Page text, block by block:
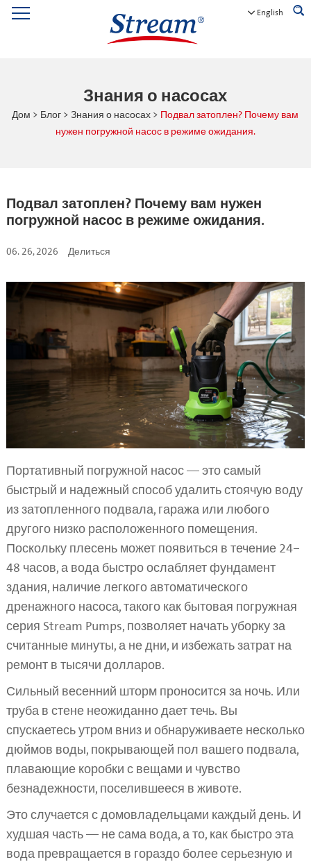
English
Знания о насосах
Дом > Блог > Знания о насосах > Подвал затоплен? Почему вам
нужен погружной насос в режиме ожидания.
Подвал затоплен? Почему вам нужен
погружной насос в режиме ожидания.
06. 26, 2026 Делиться
Портативный погружной насос — это самый
быстрый и надежный способ удалить стоячую воду
из затопленного подвала, гаража или любого
другого низко расположенного помещения.
Поскольку плесень может появиться в течение 24–
48 часов, а вода быстро ослабляет фундамент
здания, наличие легкого автоматического
дренажного насоса, такого как бытовая погружная
серия Stream Pumps, позволяет начать уборку за
считанные минуты, а не дни, и избежать затрат на
ремонт в тысячи долларов.
Сильный весенний шторм проносится за ночь. Или
труба в стене неожиданно дает течь. Вы
спускаетесь утром вниз и обнаруживаете несколько
дюймов воды, покрывающей пол вашего подвала,
плавающие коробки с вещами и чувство
безнадежности, поселившееся в животе.
Это случается с домовладельцами каждый день. И
худшая часть — не сама вода, а то, как быстро эта
вода превращается в гораздо более серьезную и